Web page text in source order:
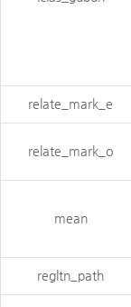
relate_mark_e
relate_mark_o
mean
regltn_path